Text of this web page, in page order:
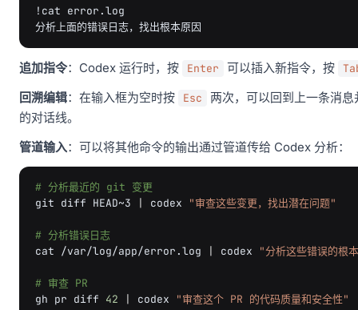
!cat error.log
追加指令：Codex 运行时，按 Enter 可以插入新指令，按
回溯编辑：在输入框为空时按 Esc
两次，可以回到上一条消
的对话线。
管道输入：可以将其他命令的输出通过管道传给 Codex 分析：
# 分析最近的 git 变更
git diff HEAD~3 | codex "审查这些变更，找出潜在问题"
# 分析错误日志
cat /var/log/app/error.log | codex "分析这些错误的根
# 审查 PR
gh pr diff 42 | codex "审查这个 PR 的代码质量和安全性"